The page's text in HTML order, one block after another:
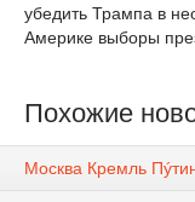
убедить Трампа в
Америке выборы
Похожие
Москва Кремль